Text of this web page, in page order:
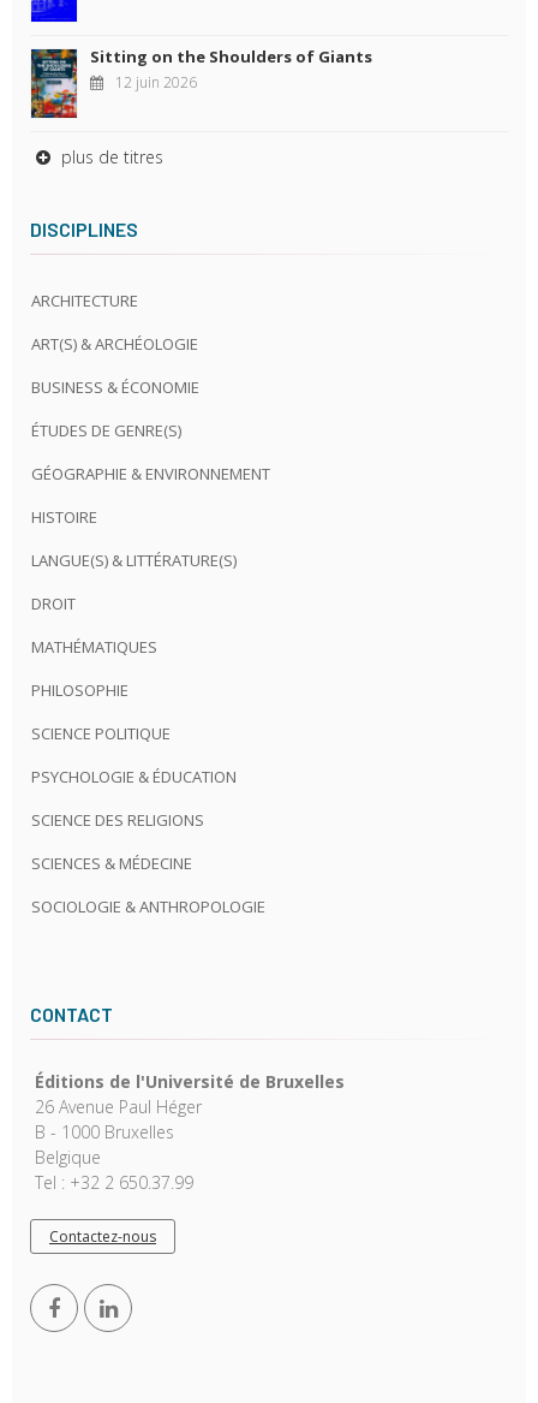
Sitting on the Shoulders of Giants
12 juin 2026
plus de titres
DISCIPLINES
ARCHITECTURE
ART(S) & ARCHÉOLOGIE
BUSINESS & ÉCONOMIE
ÉTUDES DE GENRE(S)
GÉOGRAPHIE & ENVIRONNEMENT
HISTOIRE
LANGUE(S) & LITTÉRATURE(S)
DROIT
MATHÉMATIQUES
PHILOSOPHIE
SCIENCE POLITIQUE
PSYCHOLOGIE & ÉDUCATION
SCIENCE DES RELIGIONS
SCIENCES & MÉDECINE
SOCIOLOGIE & ANTHROPOLOGIE
CONTACT
Éditions de l'Université de Bruxelles
26 Avenue Paul Héger
B - 1000 Bruxelles
Belgique
Tel : +32 2 650.37.99
Contactez-nous